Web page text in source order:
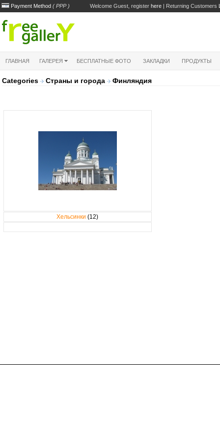
Payment Method ( PPP ) Welcome Guest, register here | Returning Customers
ГЛАВНАЯ ГАЛЕРЕЯ БЕСПЛАТНЫЕ ФОТО ЗАКЛАДКИ ПРОДУКТЫ
Categories Страны и города Финляндия
Хельсинки(12)